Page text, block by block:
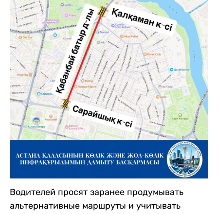
Водителей просят заранее продумывать
альтернативные маршруты и учитывать